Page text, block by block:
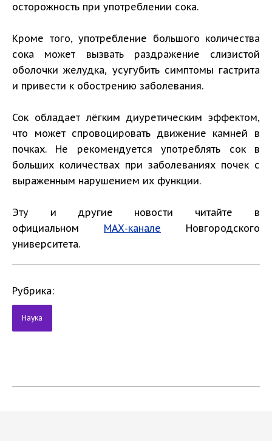
осторожность при употреблении сока.
Кроме того, употребление большого количества
сока может вызвать раздражение слизистой
оболочки желудка, усугубить симптомы гастрита
и привести к обострению заболевания.
Сок обладает лёгким диуретическим эффектом,
что может спровоцировать движение камней в
почках. Не рекомендуется употреблять сок в
больших количествах при заболеваниях почек с
выраженным нарушением их функции.
Эту и другие новости читайте в
официальном МАХ-канале Новгородского
университета.
Рубрика:
Наука